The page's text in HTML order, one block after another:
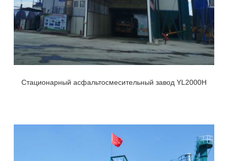
Стационарный асфальтосмесительный завод YL2000H